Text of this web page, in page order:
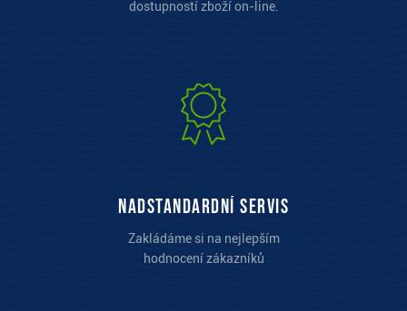
dostupností zboží on-line.
Nadstandardní servis
Zakládáme si na nejlepším
hodnocení zákazníků